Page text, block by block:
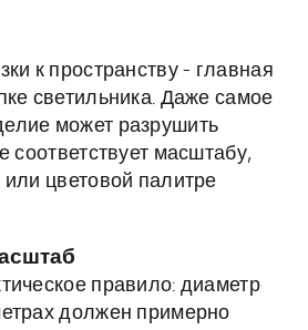
к пространству - главная
светильника. Даже самое
может разрушить
соответствует масштабу,
цветовой палитре
правило: диаметр
должен примерно